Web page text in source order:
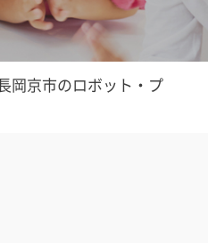
岡京市のロボット・プ